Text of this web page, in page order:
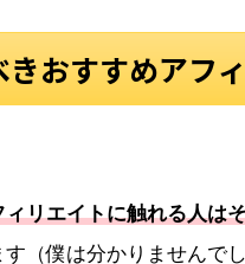
おすすめアフ
リエイトに触れる人は
す（僕は分かりませんで